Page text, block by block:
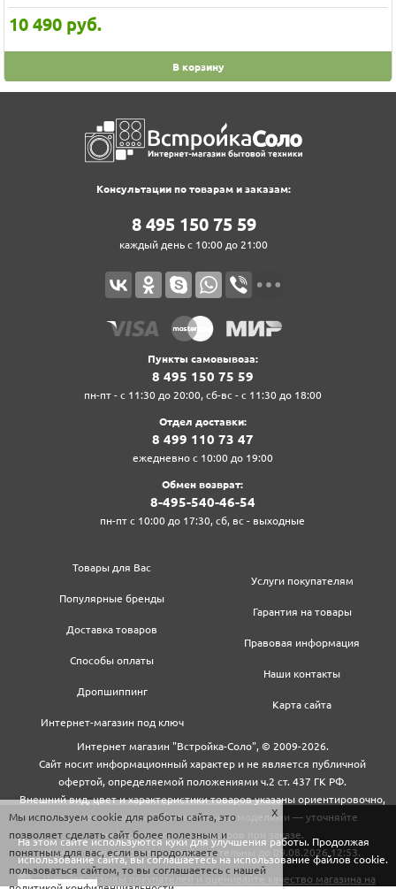
10 490 руб.
В корзину
Консультации по товарам и заказам:
8‍ 4‍9‍5‍ 1‍5‍0‍ 7‍5‍ 5‍9‍
каждый день с 10:00 до 21:00
Пункты самовывоза:
8‍ 4‍9‍5‍ 1‍5‍0‍ 7‍5‍ 5‍9‍
пн-пт - с 11:30 до 20:00, сб-вс - с 11:30 до 18:00
Отдел доставки:
8‍ 4‍9‍9‍ 1‍1‍0‍ 7‍3‍ 4‍7‍
ежедневно с 10:00 до 19:00
Обмен возврат:
8‍-4‍9‍5‍-5‍4‍0‍-4‍6‍-5‍4‍
пн-пт с 10:00 до 17:30, сб, вс - выходные
Товары для Вас
Популярные бренды
Доставка товаров
Способы оплаты
Дропшиппинг
Интернет-магазин под ключ
Услуги покупателям
Гарантия на товары
Правовая информация
Наши контакты
Карта сайта
Интернет магазин "Встройка-Соло", © 2009-2026.
Сайт носит информационный характер и не является публичной
офертой, определяемой положениями ч.2 ст. 437 ГК РФ.
Внешний вид, цвет и характеристики товаров указаны ориентировочно,
могут не совпадать с обновленными моделями — уточняйте
информацию у менеджеров при заказе.
Цены и условия доставки действительны до 09.08.2026 12:53.
На этом сайте используются куки для улучшения работы. Продолжая
использование сайта, вы соглашаетесь на использование файлов cookie.
Мы используем cookie для работы сайта, это
позволяет сделать сайт более полезным и
понятным для вас, если вы продолжаете
пользоваться сайтом, то вы соглашаетесь с нашей